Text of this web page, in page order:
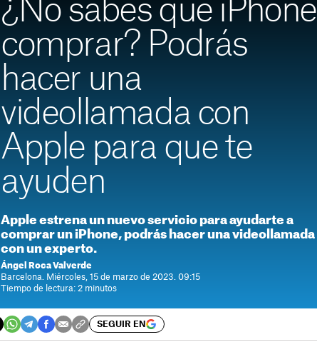
¿No sabes qué iPhone
comprar? Podrás
hacer una
videollamada con
Apple para que te
ayuden
Apple estrena un nuevo servicio para ayudarte a
comprar un iPhone, podrás hacer una videollamada
con un experto.
Ángel Roca Valverde
Barcelona. Miércoles, 15 de marzo de 2023. 09:15
Tiempo de lectura: 2 minutos
SEGUIR EN